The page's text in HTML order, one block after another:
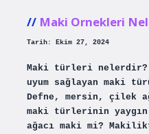
Maki Ornekleri
Tarih: Ekim 27, 2024
Maki türleri
uyum sağlayan maki
Defne, mersin, çilek
maki türlerinin
ağacı maki mi?